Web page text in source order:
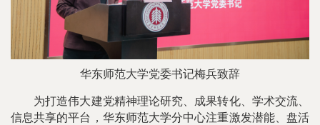
华东师范大学党委书记梅兵致辞
为打造伟大建党精神理论研究、成果转化、学术交流、
信息共享的平台，华东师范大学分中心注重激发潜能、盘活